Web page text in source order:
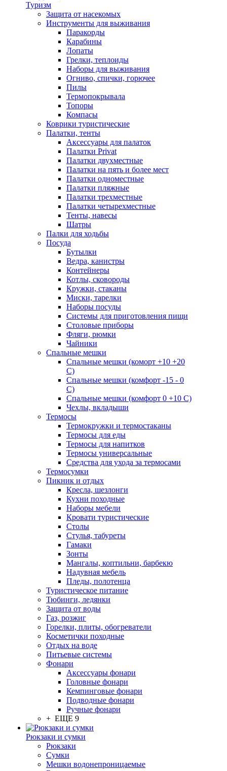
Туризм
Защита от насекомых
Инструменты для выживания
Паракорды
Карабины
Лопаты
Грелки, теплоиды
Наборы для выживания
Огниво, спички, горючее
Пилы
Термопокрывала
Топоры
Компасы
Коврики туристические
Палатки, тенты
Аксессуары для палаток
Палатки Privat
Палатки двухместные
Палатки на пять и более мест
Палатки одноместные
Палатки пляжные
Палатки трехместные
Палатки четырехместные
Тенты, навесы
Шатры
Палки для ходьбы
Посуда
Бутылки
Ведра, канистры
Контейнеры
Котлы, сковороды
Кружки, стаканы
Миски, тарелки
Наборы посуды
Системы для приготовления пищи
Столовые приборы
Фляги, рюмки
Чайники
Спальные мешки
Спальные мешки (коморт +10 +20
С)
Спальные мешки (комфорт -15 - 0
С)
Спальные мешки (комфорт 0 +10 С)
Чехлы, вкладыши
Термосы
Термокружки и термостаканы
Термосы для еды
Термосы для напитков
Термосы универсальные
Средства для ухода за термосами
Термосумки
Пикник и отдых
Кресла, шезлонги
Кухни походные
Наборы мебели
Кровати туристические
Столы
Стулья, табуреты
Гамаки
Зонты
Мангалы, коптильни, барбекю
Надувная мебель
Пледы, полотенца
Туристическое питание
Тюбинги, ледянки
Защита от воды
Газ, розжиг
Горелки, плиты, обогреватели
Косметички походные
Отдых на воде
Питьевые системы
Фонари
Аксессуары фонари
Головные фонари
Кемпинговые фонари
Подводные фонари
Ручные фонари
+ ЕЩЕ 9
Рюкзаки и сумки
Рюкзаки
Сумки
Мешки водонепроницаемые